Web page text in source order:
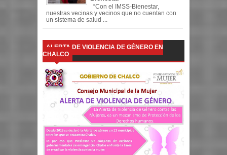
“Con el IMSS-Bienestar,
nuestras vecinas y vecinos que no cuentan con
un sistema de salud ...
ALERTA DE VIOLENCIA DE GÉNERO EN
CHALCO